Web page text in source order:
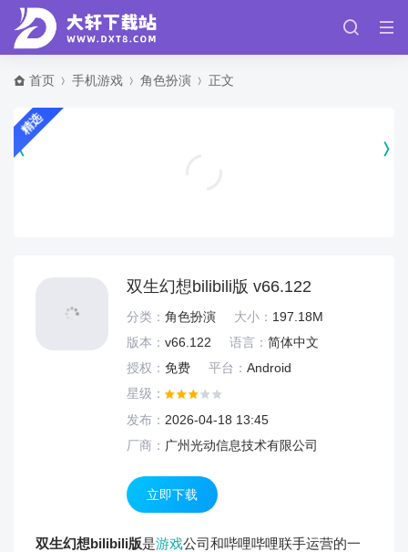
首页 手机游戏 角色扮演 正文
精选
双生幻想bilibili版 v66.122
分类： 角色扮演 大小： 197.18M
版本： v66.122 语言： 简体中文
授权： 免费 平台： Android
星级：
发布： 2026-04-18 13:45
厂商： 广州光动信息技术有限公司
立即下载
双生幻想bilibili版是游戏公司和哔哩哔哩联手运营的一